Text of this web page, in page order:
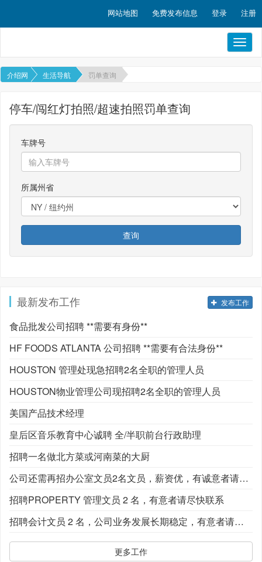
网站地图 免费发布信息 登录 注册
介绍网 生活导航 罚单查询
停车/闯红灯拍照/超速拍照罚单查询
车牌号
所属州省
查询
最新发布工作 发布工作
食品批发公司招聘 **需要有身份**
HF FOODS ATLANTA 公司招聘 **需要有合法身份**
HOUSTON 管理处现急招聘2名全职的管理人员
HOUSTON物业管理公司现招聘2名全职的管理人员
美国产品技术经理
皇后区音乐教育中心诚聘 全/半职前台行政助理
招聘一名做北方菜或河南菜的大厨
公司还需再招办公室文员2名文员，薪资优，有诚意者请尽快联系
招聘PROPERTY 管理文员 2 名，有意者请尽快联系
招聘会计文员 2 名，公司业务发展长期稳定，有意者请尽快联系
更多工作